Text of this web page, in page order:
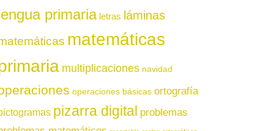
primaria letras láminas
matemáticas
multiplicaciones navidad
operaciones básicas ortografía
pizarra digital problemas